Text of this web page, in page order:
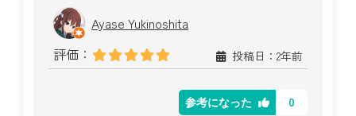
Ayase Yukinoshita
評価：
投稿日：2年前
参考になった 0